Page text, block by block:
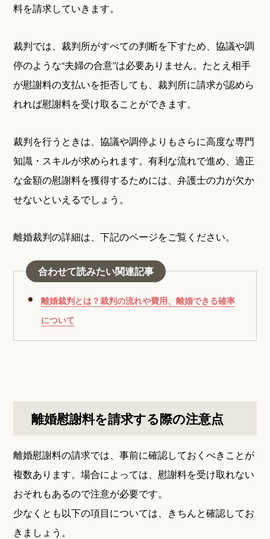
料を請求していきます。
裁判では、裁判所がすべての判断を下すため、協議や調
停のような“夫婦の合意”は必要ありません。たとえ相手
が慰謝料の支払いを拒否しても、裁判所に請求が認めら
れれば慰謝料を受け取ることができます。
裁判を行うときは、協議や調停よりもさらに高度な専門
知識・スキルが求められます。有利な流れで進め、適正
な金額の慰謝料を獲得するためには、弁護士の力が欠か
せないといえるでしょう。
離婚裁判の詳細は、下記のページをご覧ください。
合わせて読みたい関連記事
離婚裁判とは？裁判の流れや費用、離婚できる確率
について
離婚慰謝料を請求する際の注意点
離婚慰謝料の請求では、事前に確認しておくべきことが
複数あります。場合によっては、慰謝料を受け取れない
おそれもあるので注意が必要です。
少なくとも以下の項目については、きちんと確認してお
きましょう。